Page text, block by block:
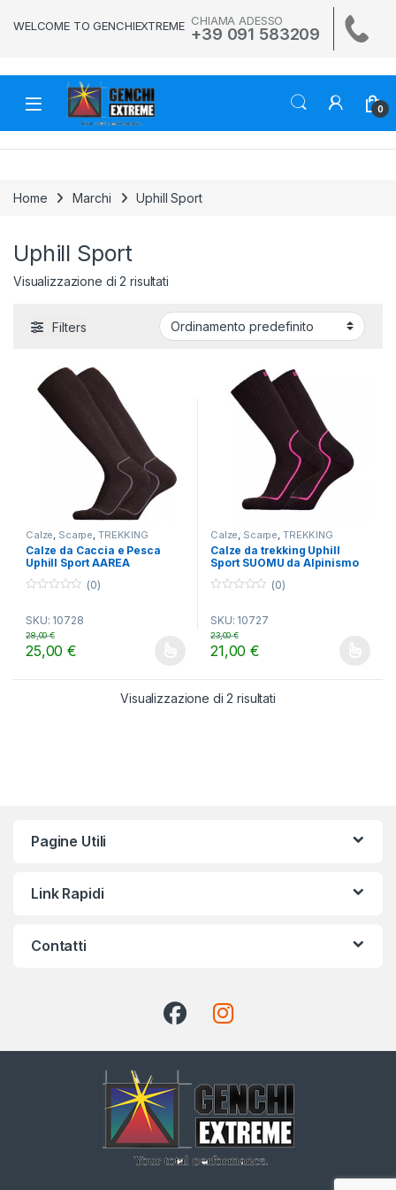
WELCOME TO GENCHIEXTREME CHIAMA ADESSO
+39 091 583209
0
Home Marchi Uphill Sport
Uphill Sport
Visualizzazione di 2 risultati
Filters
Calze Scarpe TREKKING
Calze da Caccia e Pesca
Uphill Sport AAREA
u
t
f
(0)
SKU: 10728
25,00€
28,00€
Questo prodotto ha più varianti. Le opzioni possono essere
Calze Scarpe TREKKING
Calze da trekking Uphill
Sport SUOMU da Alpinismo
in lana Merinos
u
t
f
(0)
SKU: 10727
21,00€
23,00€
Questo prodotto ha più
Visualizzazione di 2 risultati
Pagine Utili
Link Rapidi
Contatti